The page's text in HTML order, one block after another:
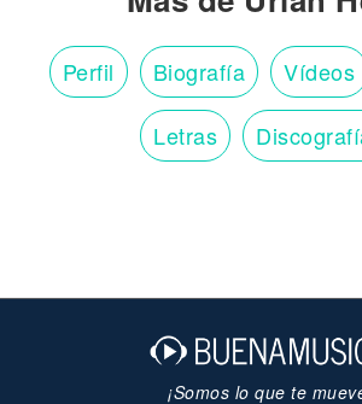
Perfil Biografía Vídeos
Letras
¡Somos lo que te